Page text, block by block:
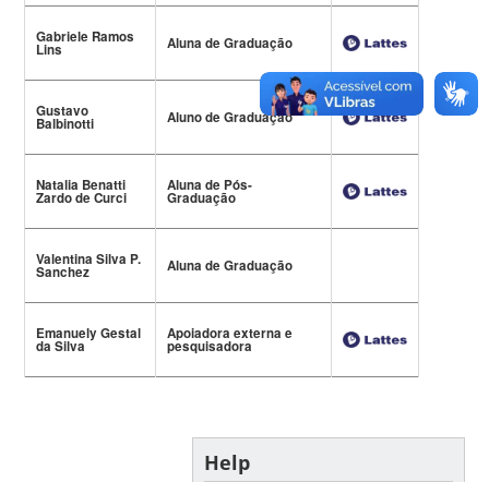
Gabriele Ramos
Lins Aluna de Graduação
Gustavo
Balbinotti Aluno de Graduação
Natalia Benatti
Zardo de Curci
Aluna de Pós-
Graduação
Valentina Silva P.
Sanchez Aluna de Graduação
Emanuely Gestal
da Silva
Apoiadora externa e
pesquisadora
Help